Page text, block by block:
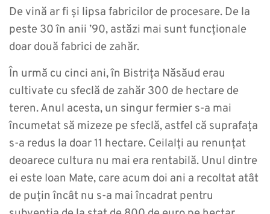
De vină ar fi și lipsa fabricilor de procesare. De la
peste 30 în anii ’90, astăzi mai sunt funcționale
doar două fabrici de zahăr.
În urmă cu cinci ani, în Bistrița Năsăud erau
cultivate cu sfeclă de zahăr 300 de hectare de
teren. Anul acesta, un singur fermier s-a mai
încumetat să mizeze pe sfeclă, astfel că suprafața
s-a redus la doar 11 hectare. Ceilalți au renunțat
deoarece cultura nu mai era rentabilă. Unul dintre
ei este Ioan Mate, care acum doi ani a recoltat atât
de puțin încât nu s-a mai încadrat pentru